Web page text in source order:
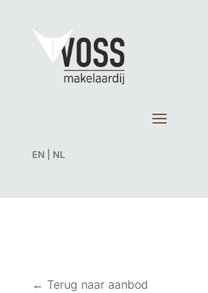
EN NL
← Terug naar aanbod